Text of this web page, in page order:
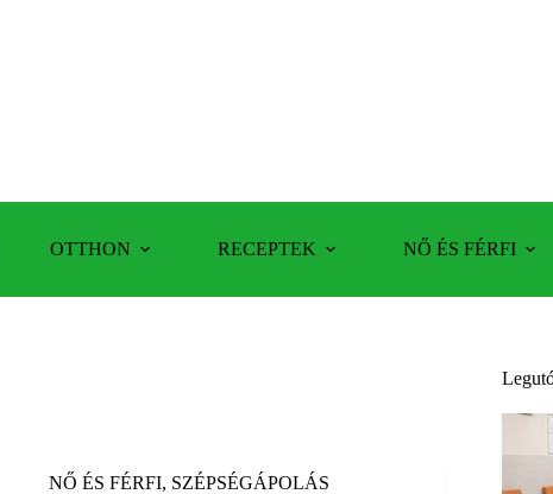
OTTHON RECEPTEK NŐ ÉS FÉRFI
NŐ ÉS FÉRFI, SZÉPSÉGÁPOLÁS